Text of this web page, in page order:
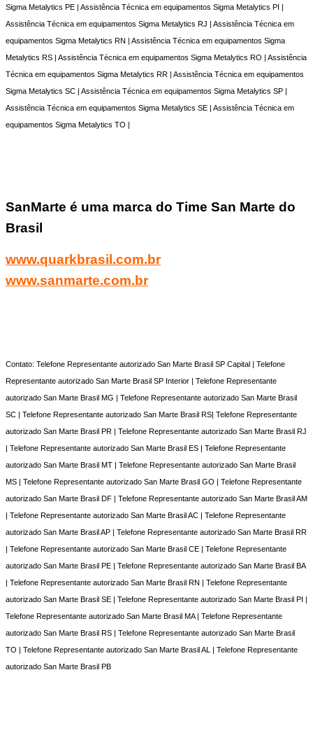
Sigma Metalytics PE | Assistência Técnica em equipamentos Sigma Metalytics PI |
Assistência Técnica em equipamentos Sigma Metalytics RJ | Assistência Técnica em
equipamentos Sigma Metalytics RN | Assistência Técnica em equipamentos Sigma
Metalytics RS | Assistência Técnica em equipamentos Sigma Metalytics RO | Assistência
Técnica em equipamentos Sigma Metalytics RR | Assistência Técnica em equipamentos
Sigma Metalytics SC | Assistência Técnica em equipamentos Sigma Metalytics SP |
Assistência Técnica em equipamentos Sigma Metalytics SE | Assistência Técnica em
equipamentos Sigma Metalytics TO |
SanMarte é uma marca do Time San Marte do
Brasil
www.quarkbrasil.com.br
www.sanmarte.com.br
Contato: Telefone Representante autorizado San Marte Brasil SP Capital | Telefone
Representante autorizado San Marte Brasil SP Interior | Telefone Representante
autorizado San Marte Brasil MG | Telefone Representante autorizado San Marte Brasil
SC | Telefone Representante autorizado San Marte Brasil RS| Telefone Representante
autorizado San Marte Brasil PR | Telefone Representante autorizado San Marte Brasil RJ
| Telefone Representante autorizado San Marte Brasil ES | Telefone Representante
autorizado San Marte Brasil MT | Telefone Representante autorizado San Marte Brasil
MS | Telefone Representante autorizado San Marte Brasil GO | Telefone Representante
autorizado San Marte Brasil DF | Telefone Representante autorizado San Marte Brasil AM
| Telefone Representante autorizado San Marte Brasil AC | Telefone Representante
autorizado San Marte Brasil AP | Telefone Representante autorizado San Marte Brasil RR
| Telefone Representante autorizado San Marte Brasil CE | Telefone Representante
autorizado San Marte Brasil PE | Telefone Representante autorizado San Marte Brasil BA
| Telefone Representante autorizado San Marte Brasil RN | Telefone Representante
autorizado San Marte Brasil SE | Telefone Representante autorizado San Marte Brasil PI |
Telefone Representante autorizado San Marte Brasil MA | Telefone Representante
autorizado San Marte Brasil RS | Telefone Representante autorizado San Marte Brasil
TO | Telefone Representante autorizado San Marte Brasil AL | Telefone Representante
autorizado San Marte Brasil PB